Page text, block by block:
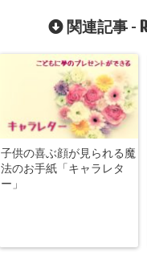
関連記事 -
子供の喜ぶ顔が見られる魔
法のお手紙「キャラレタ
ー」